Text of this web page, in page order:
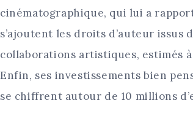
cinématographique, qui lui a
s’ajoutent les droits d’auteur issus
collaborations artistiques, estimés
Enfin, ses investissements bien
se chiffrent autour de 10 millions